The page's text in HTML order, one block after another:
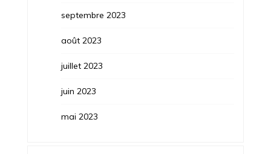
septembre 2023
août 2023
juillet 2023
juin 2023
mai 2023